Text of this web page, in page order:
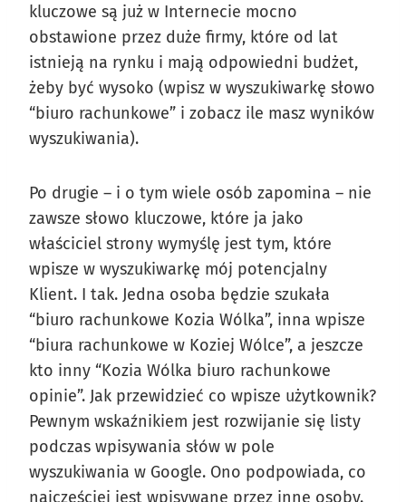
kluczowe są już w Internecie mocno
obstawione przez duże firmy, które od lat
istnieją na rynku i mają odpowiedni budżet,
żeby być wysoko (wpisz w wyszukiwarkę słowo
“biuro rachunkowe” i zobacz ile masz wyników
wyszukiwania).
Po drugie – i o tym wiele osób zapomina – nie
zawsze słowo kluczowe, które ja jako
właściciel strony wymyślę jest tym, które
wpisze w wyszukiwarkę mój potencjalny
Klient. I tak. Jedna osoba będzie szukała
“biuro rachunkowe Kozia Wólka”, inna wpisze
“biura rachunkowe w Koziej Wólce”, a jeszcze
kto inny “Kozia Wólka biuro rachunkowe
opinie”. Jak przewidzieć co wpisze użytkownik?
Pewnym wskaźnikiem jest rozwijanie się listy
podczas wpisywania słów w pole
wyszukiwania w Google. Ono podpowiada, co
najczęściej jest wpisywane przez inne osoby.